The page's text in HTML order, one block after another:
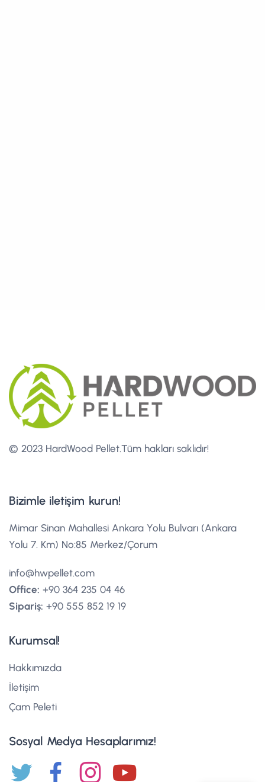
© 2023 HardWood Pellet.Tüm hakları saklıdır!
Bizimle iletişim kurun!
Mimar Sinan Mahallesi Ankara Yolu Bulvarı (Ankara
Yolu 7. Km) No:85 Merkez/Çorum
info@hwpellet.com
Office: +90 364 235 04 46
Sipariş: +90 555 852 19 19
Kurumsal!
Hakkımızda
İletişim
Çam Peleti
Sosyal Medya Hesaplarımız!